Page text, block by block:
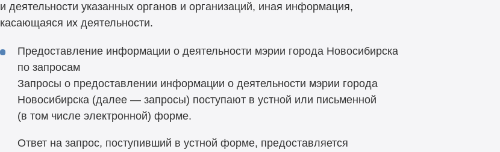
и деятельности указанных органов и организаций, иная информация,
касающаяся их деятельности.
Предоставление информации о деятельности мэрии города Новосибирска
по запросам
Запросы о предоставлении информации о деятельности мэрии города
Новосибирска (далее — запросы) поступают в устной или письменной
(в том числе электронной) форме.
Ответ на запрос, поступивший в устной форме, предоставляется